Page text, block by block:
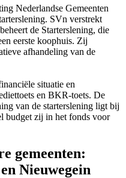
Nederlandse Gemeenten
SVn verstrekt
de Starterslening, die
eerste koophuis. Zij
afhandeling van de
situatie en
en BKR-toets. De
van de starterslening ligt bij
budget zij in het fonds voor
gemeenten:
Nieuwegein